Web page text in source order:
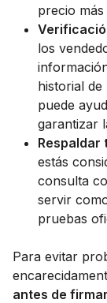
precio
los
historial
puede
garantizar
Respaldar
estás
consulta
servir
pruebas
Para evitar
antes de